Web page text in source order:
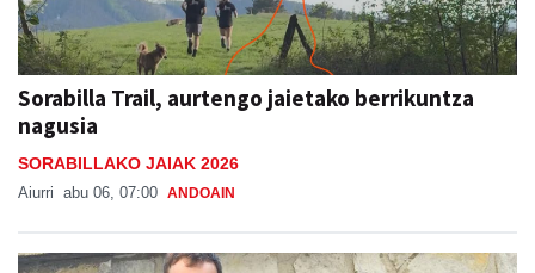
Sorabilla Trail, aurtengo jaietako berrikuntza
nagusia
SORABILLAKO JAIAK 2026
Aiurri abu 06, 07:00 ANDOAIN